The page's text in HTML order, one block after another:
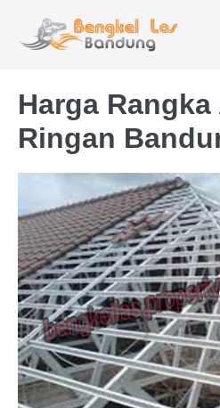
Harga
Ringan